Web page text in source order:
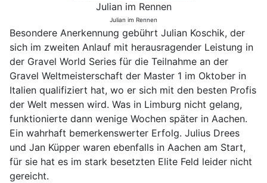
Julian im Rennen
Julian im Rennen
Besondere Anerkennung gebührt Julian Koschik, der
sich im zweiten Anlauf mit herausragender Leistung in
der Gravel World Series für die Teilnahme an der
Gravel Weltmeisterschaft der Master 1 im Oktober in
Italien qualifiziert hat, wo er sich mit den besten Profis
der Welt messen wird. Was in Limburg nicht gelang,
funktionierte dann wenige Wochen später in Aachen.
Ein wahrhaft bemerkenswerter Erfolg. Julius Drees
und Jan Küpper waren ebenfalls in Aachen am Start,
für sie hat es im stark besetzten Elite Feld leider nicht
gereicht.